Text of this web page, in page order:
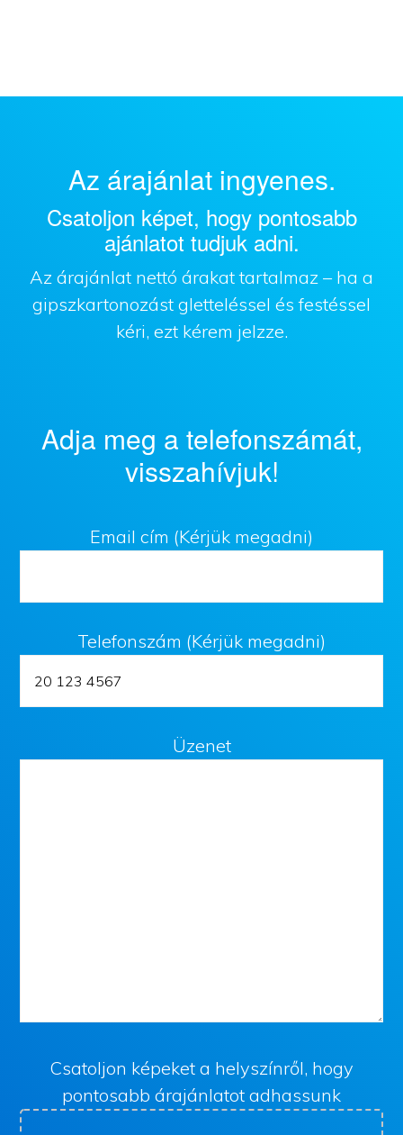
Az árajánlat ingyenes.
Csatoljon képet, hogy pontosabb
ajánlatot tudjuk adni.
Az árajánlat nettó árakat tartalmaz – ha a
gipszkartonozást gletteléssel és festéssel
kéri, ezt kérem jelzze.
Adja meg a telefonszámát,
visszahívjuk!
Email cím (Kérjük megadni)
Telefonszám (Kérjük megadni)
Üzenet
Csatoljon képeket a helyszínről, hogy
pontosabb árajánlatot adhassunk